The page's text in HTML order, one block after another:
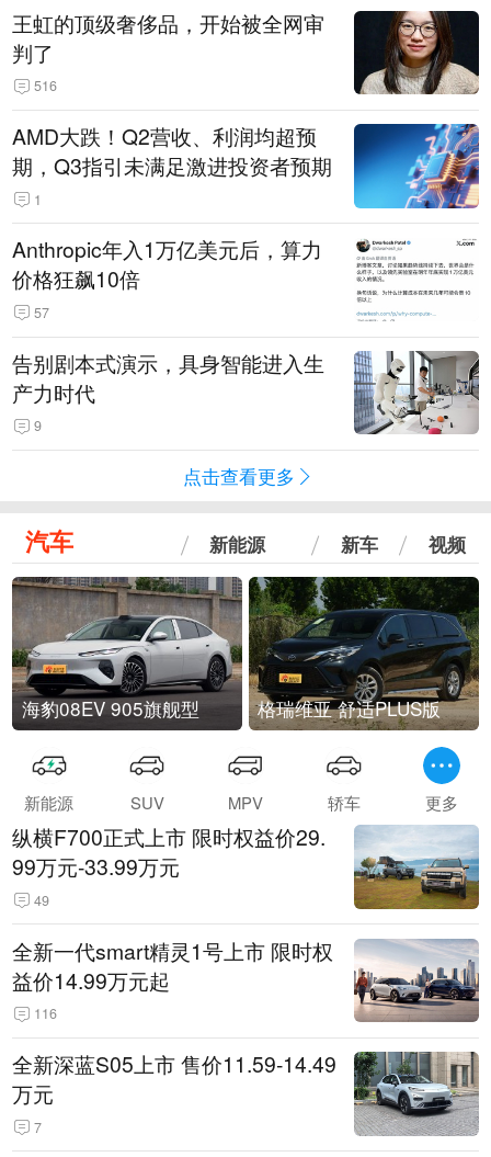
王虹的顶级奢侈品，开始被全网审
判了
516
AMD大跌！Q2营收、利润均超预
期，Q3指引未满足激进投资者预期
1
Anthropic年入1万亿美元后，算力
价格狂飙10倍
57
告别剧本式演示，具身智能进入生
产力时代
9
点击查看更多
汽车 新能源 新车 视频
海豹08EV 905旗舰型 格瑞维亚 舒适PLUS版
新能源 SUV MPV 轿车 更多
纵横F700正式上市 限时权益价29.
99万元-33.99万元
49
全新一代smart精灵1号上市 限时权
益价14.99万元起
116
全新深蓝S05上市 售价11.59-14.49
万元
7